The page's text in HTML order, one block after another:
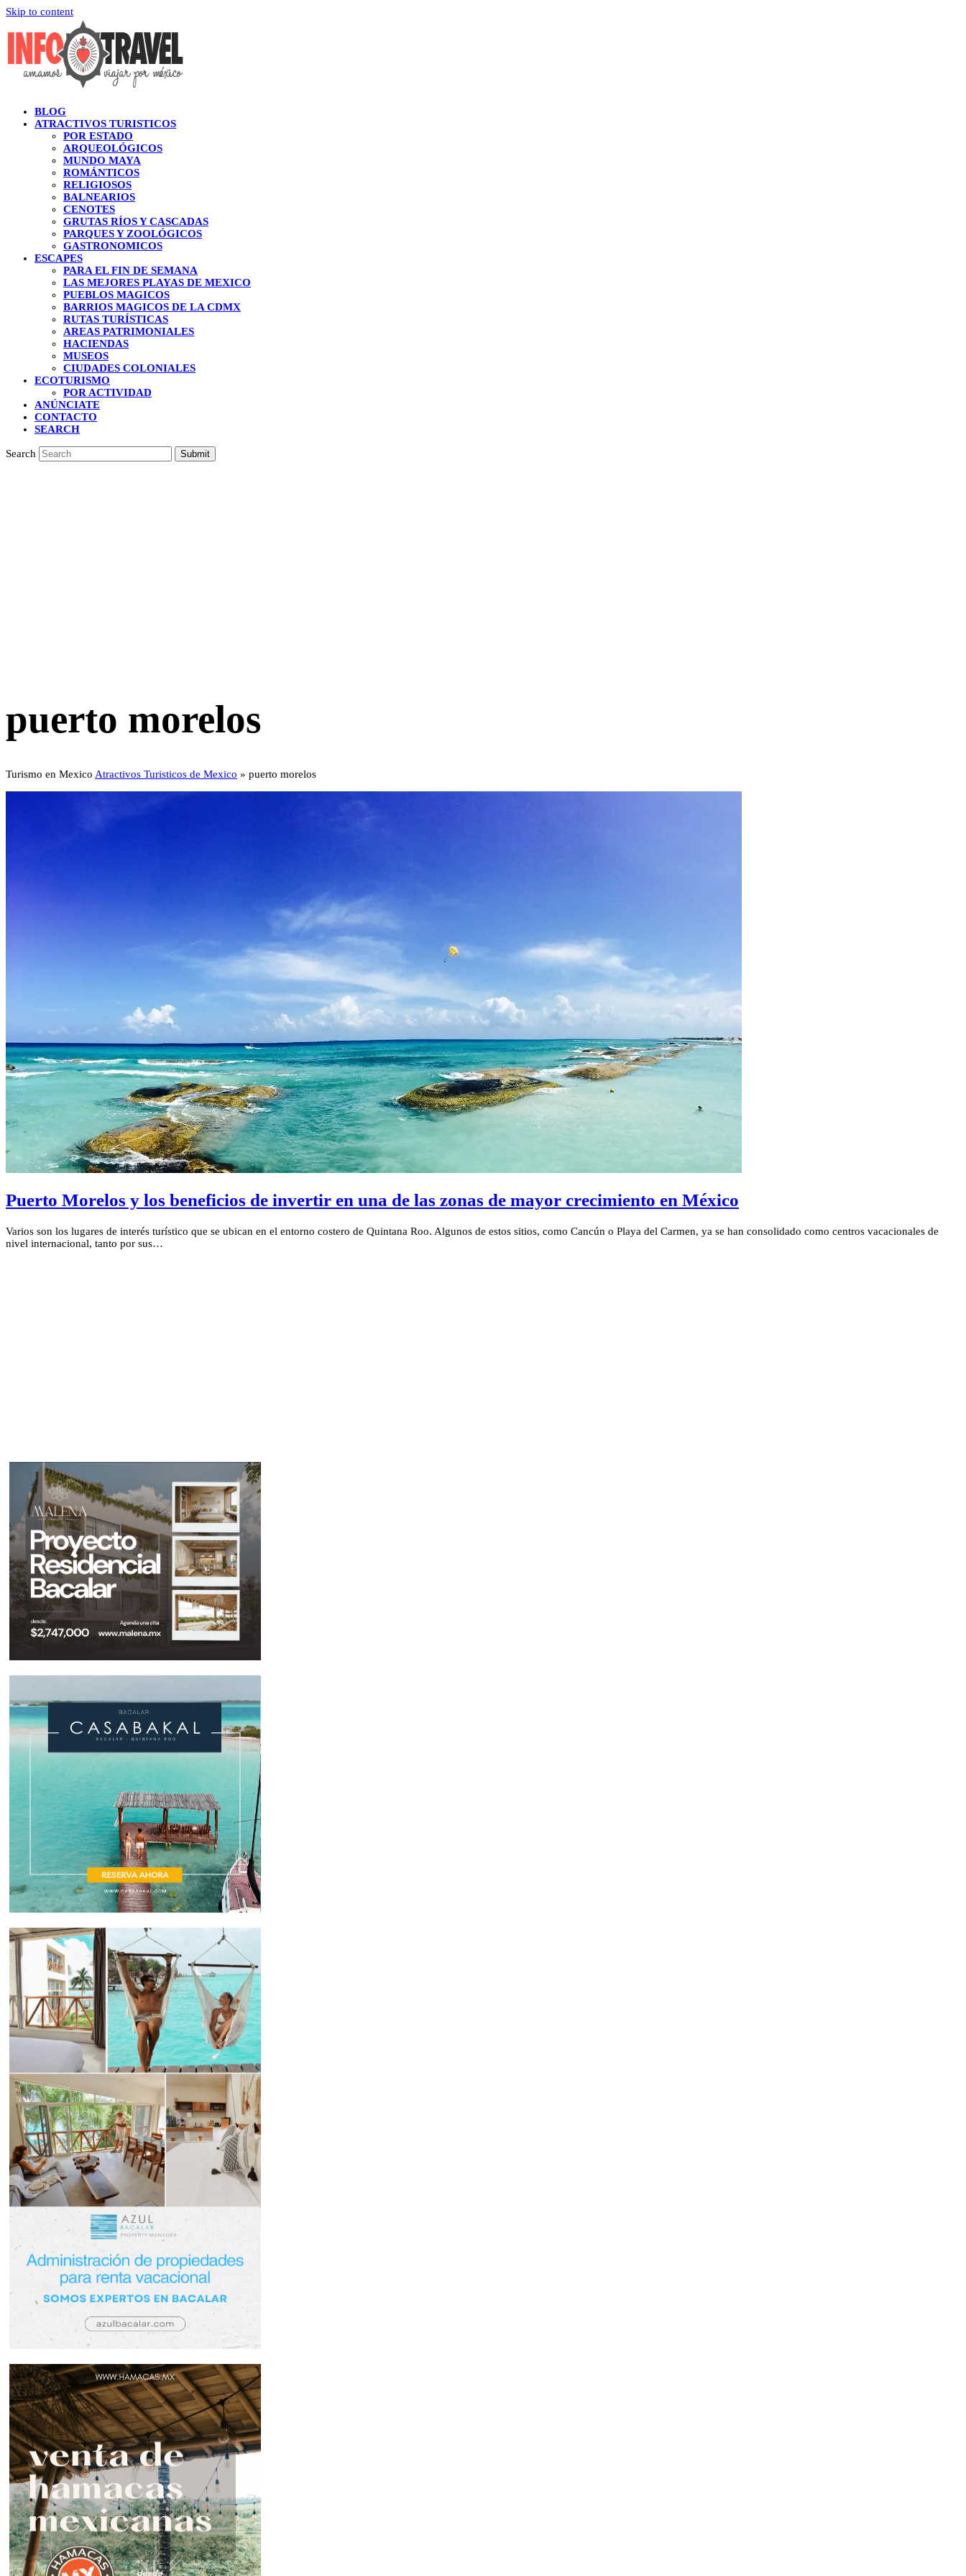
Skip to content
BLOG
ATRACTIVOS TURISTICOS
POR ESTADO
ARQUEOLÓGICOS
MUNDO MAYA
ROMÁNTICOS
RELIGIOSOS
BALNEARIOS
CENOTES
GRUTAS RÍOS Y CASCADAS
PARQUES Y ZOOLÓGICOS
GASTRONOMICOS
ESCAPES
PARA EL FIN DE SEMANA
LAS MEJORES PLAYAS DE MEXICO
PUEBLOS MAGICOS
BARRIOS MAGICOS DE LA CDMX
RUTAS TURÍSTICAS
AREAS PATRIMONIALES
HACIENDAS
MUSEOS
CIUDADES COLONIALES
ECOTURISMO
POR ACTIVIDAD
ANÚNCIATE
CONTACTO
SEARCH
Search Submit
puerto morelos
Turismo en Mexico Atractivos Turisticos de Mexico » puerto morelos
Puerto Morelos y los beneficios de invertir en una de las zonas de mayor crecimiento en México
Varios son los lugares de interés turístico que se ubican en el entorno costero de Quintana Roo. Algunos de estos sitios, como Cancún o Playa del Carmen, ya se han consolidado como centros vacacionales de
nivel internacional, tanto por sus…